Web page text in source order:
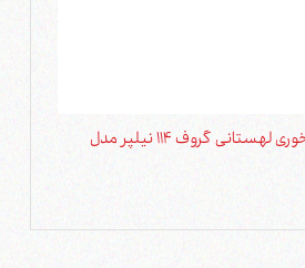
صندلی ناهارخوری لهستانی گروف 114 نیلپر مدل